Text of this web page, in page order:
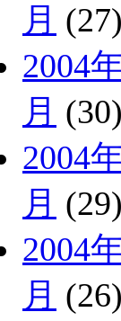
月 (27)
2004
月 (30)
2004
月 (29)
2004
月 (26)